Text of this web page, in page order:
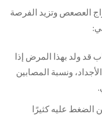
العصعص وتزيد الفرصة
ولد بهذا المرض إذا
ونسبة المصابين
الضغط عليه كثيرًا